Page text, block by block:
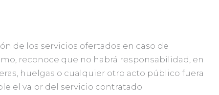
de los servicios ofertados en caso de
reconoce que no habrá responsabilidad, en
huelgas o cualquier otro acto público fuera
el valor del servicio contratado.